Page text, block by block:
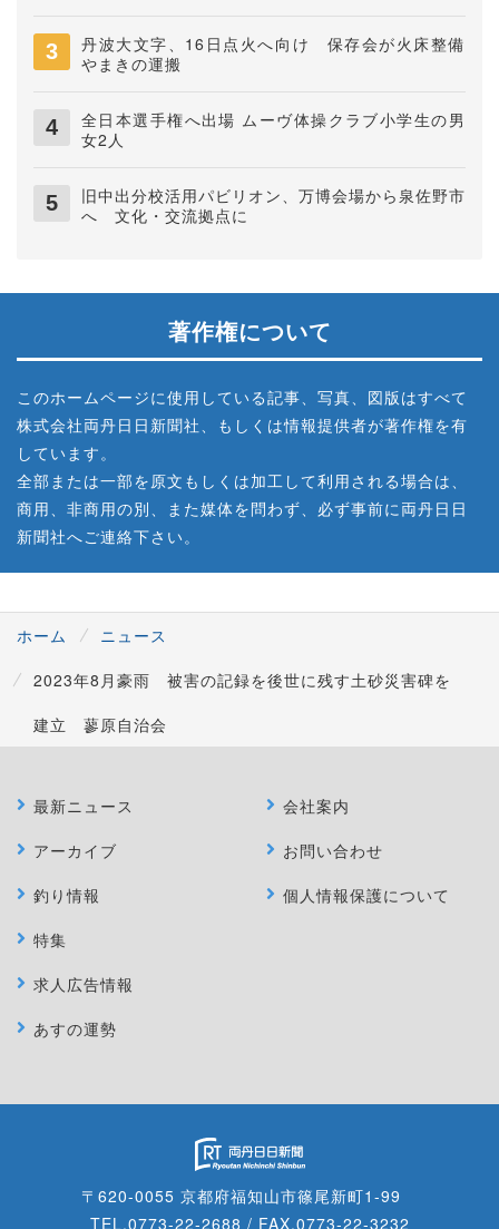
丹波大文字、16日点火へ向け 保存会が火床整備
やまきの運搬
全日本選手権へ出場 ムーヴ体操クラブ小学生の男
女2人
旧中出分校活用パビリオン、万博会場から泉佐野市
へ 文化・交流拠点に
著作権について
このホームページに使用している記事、写真、図版はすべて
株式会社両丹日日新聞社、もしくは情報提供者が著作権を有
しています。
全部または一部を原文もしくは加工して利用される場合は、
商用、非商用の別、また媒体を問わず、必ず事前に両丹日日
新聞社へご連絡下さい。
ホーム
ニュース
2023年8月豪雨 被害の記録を後世に残す土砂災害碑を
建立 蓼原自治会
最新ニュース
アーカイブ
釣り情報
特集
求人広告情報
あすの運勢
会社案内
お問い合わせ
個人情報保護について
〒620-0055 京都府福知山市篠尾新町1-99
TEL.0773-22-2688 / FAX.0773-22-3232